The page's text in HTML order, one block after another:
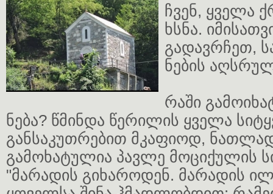
ჩვენ, ყველა
ხსნა.
გადავრჩეთ,
ნების
რაში
ნება? წმინდა წერილის ყველა
განსაკუთრებით მკაფიოდ,
გამოხატულია პავლე მოციქულის
"მარადის გიხაროდენ. მარადის